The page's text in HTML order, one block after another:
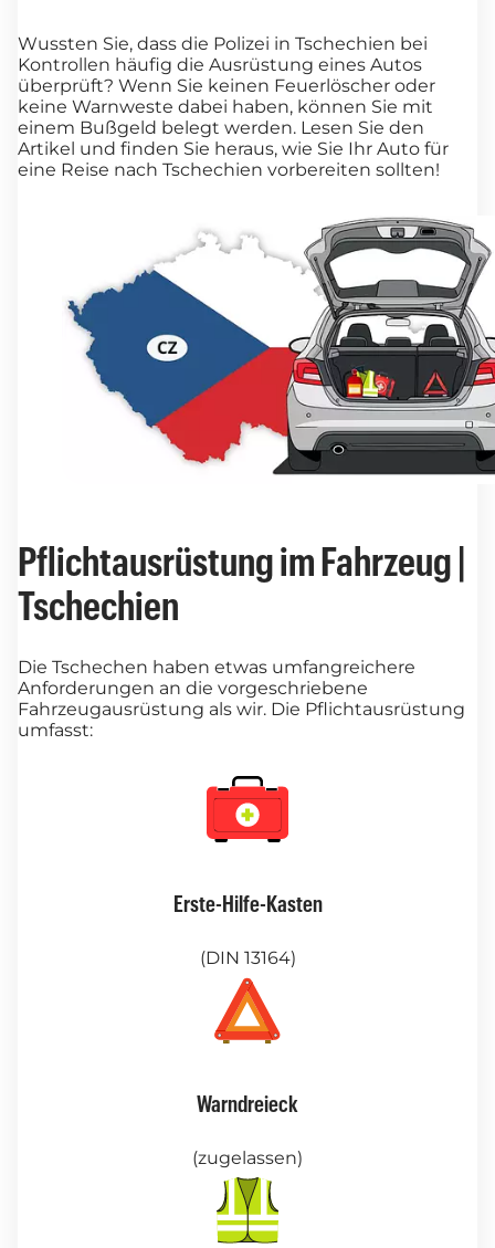
Wussten Sie, dass die Polizei in Tschechien bei
Kontrollen häufig die Ausrüstung eines Autos
überprüft? Wenn Sie keinen Feuerlöscher oder
keine Warnweste dabei haben, können Sie mit
einem Bußgeld belegt werden. Lesen Sie den
Artikel und finden Sie heraus, wie Sie Ihr Auto für
eine Reise nach Tschechien vorbereiten sollten!
Pflichtausrüstung im Fahrzeug |
Tschechien
Die Tschechen haben etwas umfangreichere
Anforderungen an die vorgeschriebene
Fahrzeugausrüstung als wir. Die Pflichtausrüstung
umfasst:
Erste-Hilfe-Kasten
(DIN 13164)
Warndreieck
(zugelassen)